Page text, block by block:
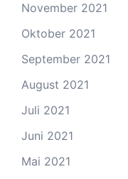
November 2021
Oktober 2021
September 2021
August 2021
Juli 2021
Juni 2021
Mai 2021